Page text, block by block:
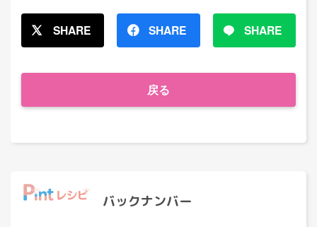
SHARE SHARE SHARE
戻る
バックナンバー